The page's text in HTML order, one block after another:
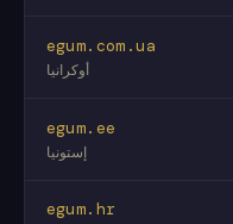
egum.com.ua
أوكرانيا
egum.ee
إستونيا
egum.hr